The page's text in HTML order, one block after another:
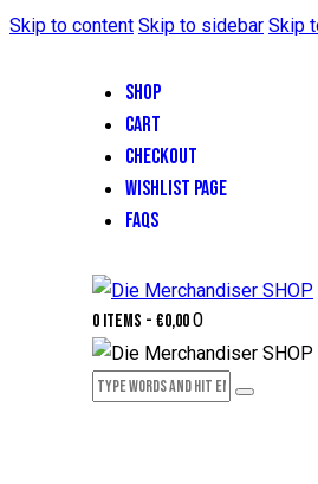
Skip to content Skip to sidebar Skip
SHOP
CART
CHECKOUT
WISHLIST PAGE
FAQS
0 items - €0,000